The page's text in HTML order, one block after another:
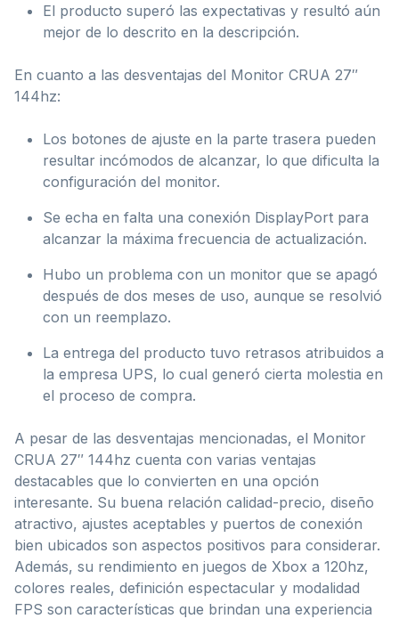
El producto superó las expectativas y resultó aún
mejor de lo descrito en la descripción.
En cuanto a las desventajas del Monitor CRUA 27″
144hz:
Los botones de ajuste en la parte trasera pueden
resultar incómodos de alcanzar, lo que dificulta la
configuración del monitor.
Se echa en falta una conexión DisplayPort para
alcanzar la máxima frecuencia de actualización.
Hubo un problema con un monitor que se apagó
después de dos meses de uso, aunque se resolvió
con un reemplazo.
La entrega del producto tuvo retrasos atribuidos a
la empresa UPS, lo cual generó cierta molestia en
el proceso de compra.
A pesar de las desventajas mencionadas, el Monitor
CRUA 27″ 144hz cuenta con varias ventajas
destacables que lo convierten en una opción
interesante. Su buena relación calidad-precio, diseño
atractivo, ajustes aceptables y puertos de conexión
bien ubicados son aspectos positivos para considerar.
Además, su rendimiento en juegos de Xbox a 120hz,
colores reales, definición espectacular y modalidad
FPS son características que brindan una experiencia